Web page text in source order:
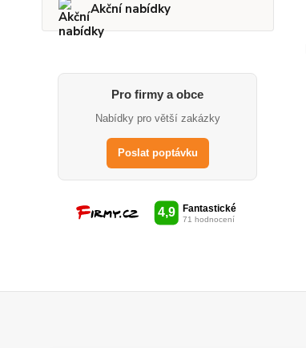
Akční nabídky
Pro firmy a obce
Nabídky pro větší zakázky
Poslat poptávku